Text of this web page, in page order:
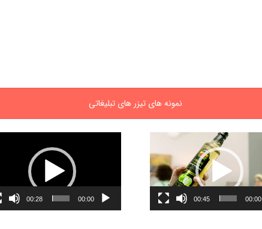
نمونه های تیزر های تبلیغاتی
00:00
00:45
00:00
00:28